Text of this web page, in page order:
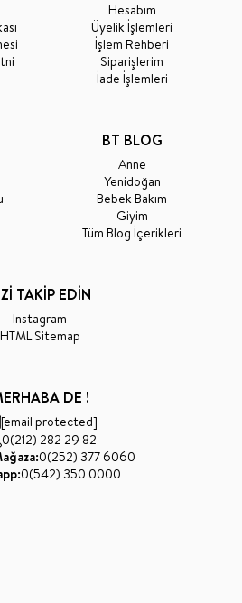
Hesabım
Üyelik İşlemleri
İşlem Rehberi
Siparişlerim
İade İşlemleri
BT BLOG
Anne
Yenidoğan
Bebek Bakım
Giyim
Tüm Blog İçerikleri
TAKİP EDİN
Instagram
HTML Sitemap
DE !
[email protected]
0(212) 282 29 82
0(252) 377 6060
0(542) 350 0000